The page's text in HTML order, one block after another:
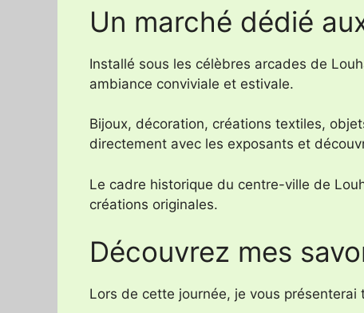
Un marché dédié
Installé sous les célèbres arcades de
ambiance conviviale et estivale.
Bijoux, décoration, créations textiles,
directement avec les exposants et
Le cadre historique du centre-ville de
créations originales.
Découvrez mes
Lors de cette journée, je vous